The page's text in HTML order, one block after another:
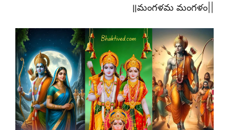
॥మంగళమ మంగళం||